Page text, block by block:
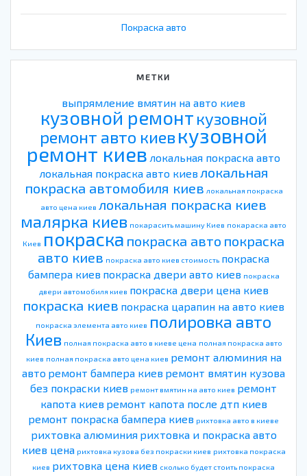
Покраска авто
МЕТКИ
выпрямление вмятин на авто киев
кузовной ремонт кузовной
ремонт авто киев кузовной
ремонт киев локальная покраска авто
локальная покраска авто киев локальная
покраска автомобиля киев локальная покраска
авто цена киев локальная покраска киев
малярка киев покарасить машину Киев покараска авто
Киев покраска покраска авто покраска
авто киев покраска авто киев стоимость покраска
бампера киев покраска двери авто киев покраска
двери автомобиля киев покраска двери цена киев
покраска киев покраска царапин на авто киев
покраска элемента авто киев полировка авто
Киев полная покраска авто в киеве цена полная покраска авто
киев полная покраска авто цена киев ремонт алюминия на
авто ремонт бампера киев ремонт вмятин кузова
без покраски киев ремонт вмятин на авто киев ремонт
капота киев ремонт капота после дтп киев
ремонт покраска бампера киев рихтовка авто в киеве
рихтовка алюминия рихтовка и покраска авто
киев цена рихтовка кузова без покраски киев рихтовка покраска
киев рихтовка цена киев сколько будет стоить покраска